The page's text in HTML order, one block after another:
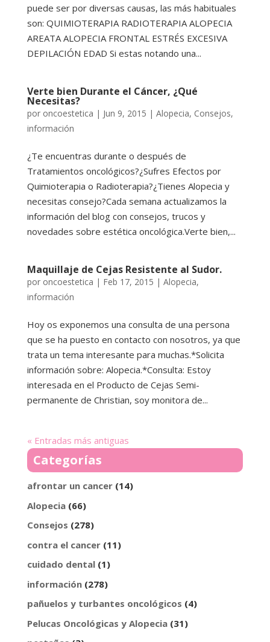
puede ser por diversas causas, las más habituales
son: QUIMIOTERAPIA RADIOTERAPIA ALOPECIA
AREATA ALOPECIA FRONTAL ESTRÉS EXCESIVA
DEPILACIÓN EDAD Si estas notando una...
Verte bien Durante el Cáncer, ¿Qué
Necesitas?
por oncoestetica | Jun 9, 2015 | Alopecia, Consejos,
información
¿Te encuentras durante o después de
Tratamientos oncológicos?¿Sufres Efectos por
Quimioterapia o Radioterapia?¿Tienes Alopecia y
necesitas consejo?Cada semana actualizamos la
información del blog con consejos, trucos y
novedades sobre estética oncológica.Verte bien,...
Maquillaje de Cejas Resistente al Sudor.
por oncoestetica | Feb 17, 2015 | Alopecia,
información
Hoy os exponemos una consulta de una persona
que se ha puesto en contacto con nosotros, ya que
trata un tema interesante para muchas.*Solicita
información sobre: Alopecia.*Consulta: Estoy
interesada en el Producto de Cejas Semi-
permanente de Christian, soy monitora de...
« Entradas más antiguas
Categorías
afrontar un cancer(14)
Alopecia(66)
Consejos (278)
contra el cancer(11)
cuidado dental(1)
información(278)
pañuelos y turbantes oncológicos (4)
Pelucas Oncológicas y Alopecia(31)